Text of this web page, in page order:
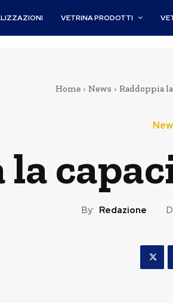
VETRINA PRODOTTI
Home News Raddoppia
la
By: Redazione